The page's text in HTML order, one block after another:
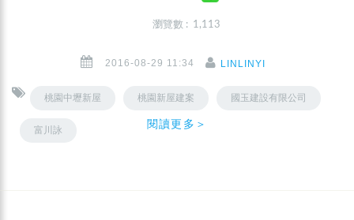
瀏覽數 : 1,113
2016-08-29 11:34 LINLINYI
桃園中壢新屋 桃園新屋建案 國玉建設有限公司
富川詠 閱讀更多＞